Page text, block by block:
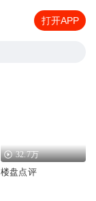
打开APP
32.7万
楼盘点评